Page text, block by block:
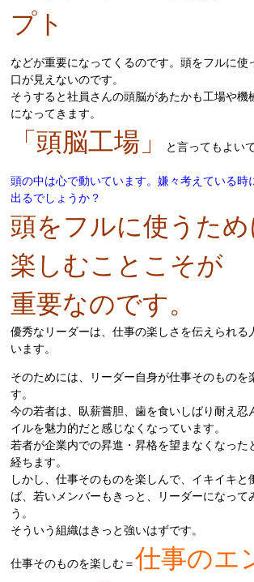
プト
などが重要になってくるのです。頭をフルに使
口が見えないのです。
そうすると社員さんの頭脳があたかも工場や機
になってきます。
「頭脳工場」 と言ってもよい
頭の中は心で動いています。嫌々考えている時
出るでしょうか？
頭をフルに使うため
楽しむことこそが
重要なのです。
優秀なリーダーは、仕事の楽しさを伝えられる
います。
そのためには、リーダー自身が仕事そのものを
す。
今の若者は、臥薪嘗胆、歯を食いしばり耐え忍
イルを魅力的だと感じなくなっています。
若者が企業内での昇進・昇格を望まなくなった
経ちます。
しかし、仕事そのものを楽しんで、イキイキと
ば、若いメンバーもきっと、リーダーになって
う。
そういう組織はきっと強いはずです。
仕事そのものを楽しむ＝ 仕事のエ